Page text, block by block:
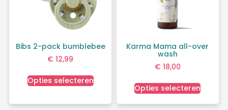
Bibs 2-pack bumblebee
€ 12,99
Opties selecteren
Karma Mama all-over
wash
€18,00
Opties selecteren